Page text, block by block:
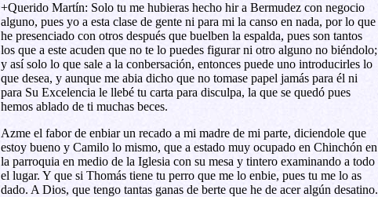
+Querido Martín: Solo tu me hubieras hecho hir a Bermudez con negocio
alguno, pues yo a esta clase de gente ni para mi la canso en nada, por lo que
he presenciado con otros después que buelben la espalda, pues son tantos
los que a este acuden que no te lo puedes figurar ni otro alguno no biéndolo;
y así solo lo que sale a la conbersación, entonces puede uno introducirles lo
que desea, y aunque me abia dicho que no tomase papel jamás para él ni
para Su Excelencia le llebé tu carta para disculpa, la que se quedó pues
hemos ablado de ti muchas beces.
Azme el fabor de enbiar un recado a mi madre de mi parte, diciendole que
estoy bueno y Camilo lo mismo, que a estado muy ocupado en Chinchón en
la parroquia en medio de la Iglesia con su mesa y tintero examinando a todo
el lugar. Y que si Thomás tiene tu perro que me lo enbie, pues tu me lo as
dado. A Dios, que tengo tantas ganas de berte que he de acer algún desatino.